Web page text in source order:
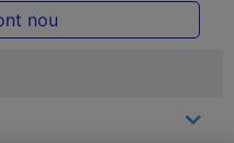
nou